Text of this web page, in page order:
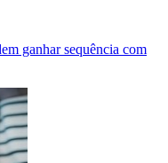
ganhar sequência com